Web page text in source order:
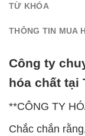
TỪ KHÓA
THÔNG TIN MUA
Công ty
hóa chất tại
**CÔNG TY
Chắc chắn